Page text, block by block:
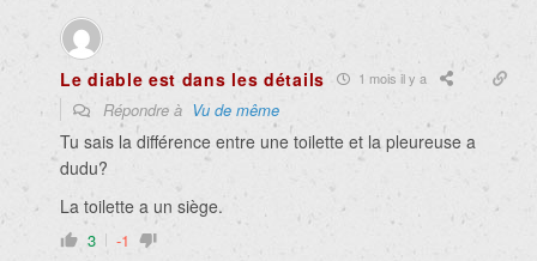
Le diable est dans les détails 1 mois il y a
Répondre à Vu de même
Tu sais la différence entre une toilette et la pleureuse a
dudu?
La toilette a un siège.
3 -1